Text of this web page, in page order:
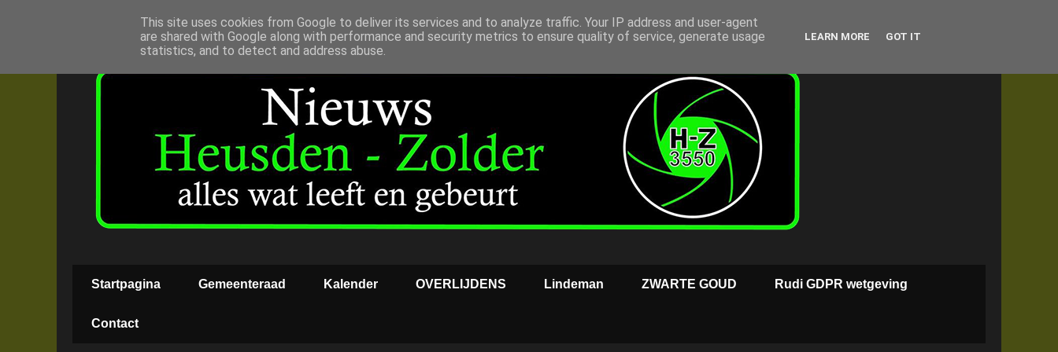
Startpagina Gemeenteraad Kalender OVERLIJDENS Lindeman ZWARTE GOUD Rudi GDPR wetgeving
Contact
This site uses cookies from Google to deliver its services and to analyze traffic. Your IP address and user-agent
are shared with Google along with performance and security metrics to ensure quality of service, generate usage
statistics, and to detect and address abuse.
LEARN MORE GOT IT